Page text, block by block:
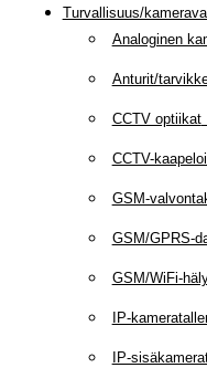
Turvallisuus/
Analoginen
Anturit/
CCTV optiikat
CCTV-
GSM-
GSM/GPRS-
GSM/WiFi-
IP-
IP-